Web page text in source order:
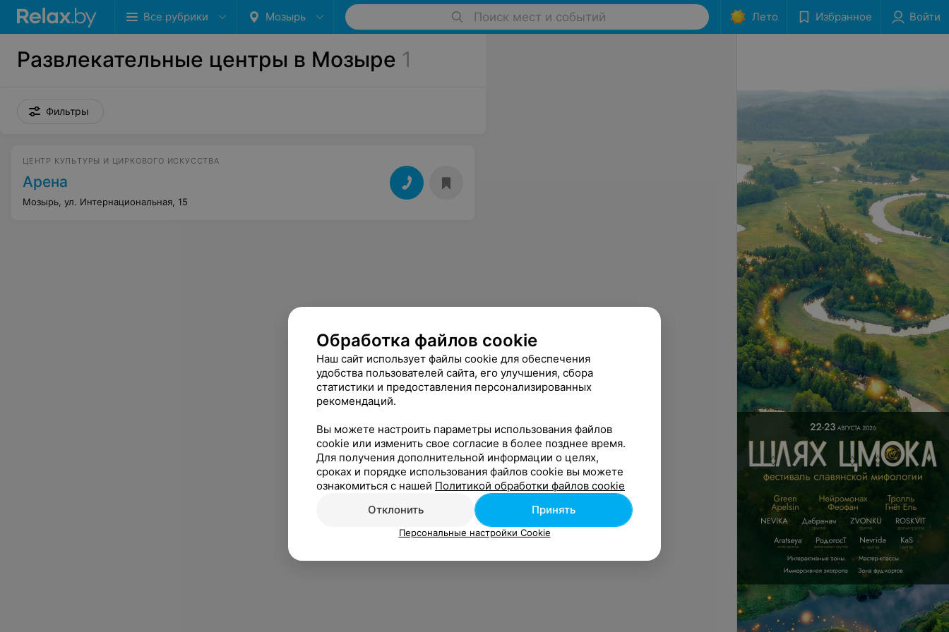
Все рубрики Мозырь Поиск мест и событий Лето Избранное Войти
Развлекательные центры в Мозыре 1
Фильтры
ЦЕНТР КУЛЬТУРЫ И ЦИРКОВОГО ИСКУССТВА
Арена
Мозырь, ул. Интернациональная, 15
Обработка файлов cookie
Наш сайт использует файлы cookie для обеспечения
удобства пользователей сайта, его улучшения, сбора
статистики и предоставления персонализированных
рекомендаций.
Вы можете настроить параметры использования файлов
cookie или изменить свое согласие в более позднее время.
Для получения дополнительной информации о целях,
сроках и порядке использования файлов cookie вы можете
ознакомиться с нашей Политикой обработки файлов cookie
Отклонить
Принять
Персональные настройки Cookie